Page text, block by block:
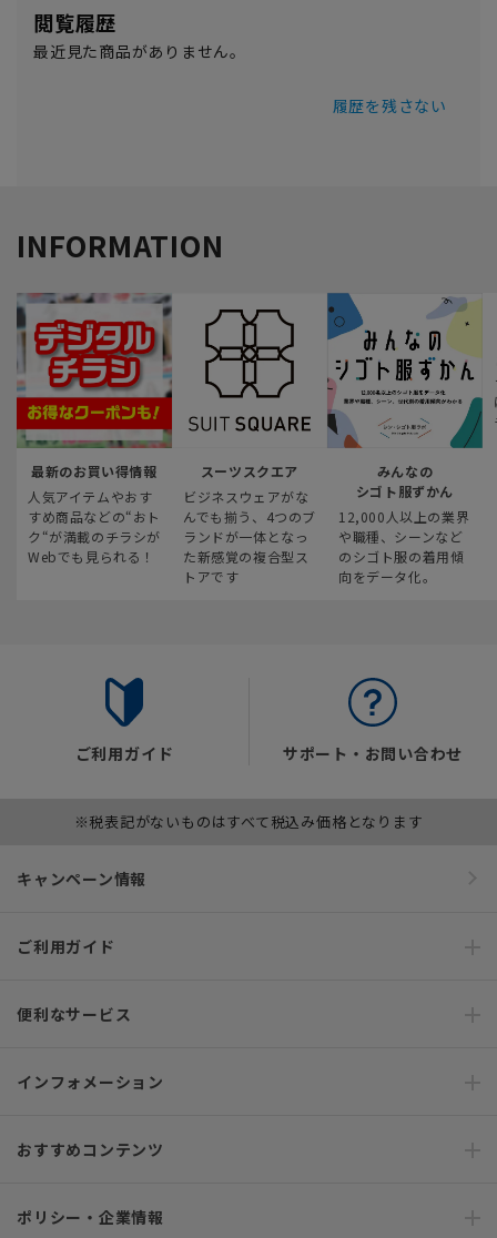
閲覧履歴
最近見た商品がありません。
履歴を残さない
INFORMATION
最新のお買い得情報
人気アイテムやおす
すめ商品などの“おト
ク“が満載のチラシが
Webでも見られる！
スーツスクエア
ビジネスウェアがな
んでも揃う、4つのブ
ランドが一体となっ
た新感覚の複合型ス
トアです
みんなの
シゴト服ずかん
12,000人以上の業界
や職種、シーンなど
のシゴト服の着用傾
向をデータ化。
ご利用ガイド サポート・お問い合わせ
※税表記がないものはすべて税込み価格となります
キャンペーン情報
ご利用ガイド
便利なサービス
インフォメーション
おすすめコンテンツ
ポリシー・企業情報